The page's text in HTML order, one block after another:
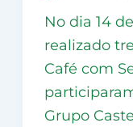
No dia 14
realizado
Café com
Grupo